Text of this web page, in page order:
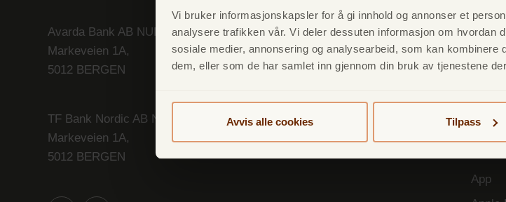
Vi bruker informasjonskapsler for å gi innhold og annonser et
analysere trafikken vår. Vi deler dessuten informasjon om hvordan
sosiale medier, annonsering og analysearbeid, som kan kombinere
dem, eller som de har samlet inn gjennom din bruk av tjenestene
Avvis alle cookies Tilpass
Avarda Bank AB NUF
Markeveien 1A,
5012 BERGEN
TF Bank Nordic AB NUF
Markeveien 1A,
5012 BERGEN
Lån
Forbrukslån
Opplån
TF
ID-
App